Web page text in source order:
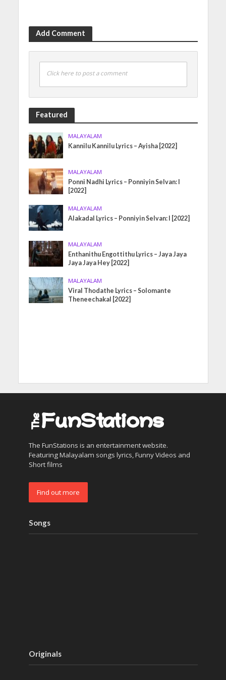
Add Comment
Click here to post a comment
Featured
MALAYALAM
Kannilu Kannilu Lyrics – Ayisha [2022]
MALAYALAM
Ponni Nadhi Lyrics – Ponniyin Selvan: I
[2022]
MALAYALAM
Alakadal Lyrics – Ponniyin Selvan: I [2022]
MALAYALAM
Enthanithu Engottithu Lyrics – Jaya Jaya
Jaya Jaya Hey [2022]
MALAYALAM
Viral Thodathe Lyrics – Solomante
Theneechakal [2022]
The FunStations is an entertainment website.
Featuring Malayalam songs lyrics, Funny Videos and
Short films
Find out more
Songs
Originals